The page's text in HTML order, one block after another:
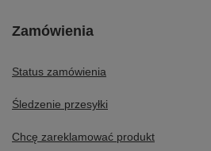
Zamówienia
Status zamówienia
Śledzenie przesyłki
Chcę zareklamować produkt